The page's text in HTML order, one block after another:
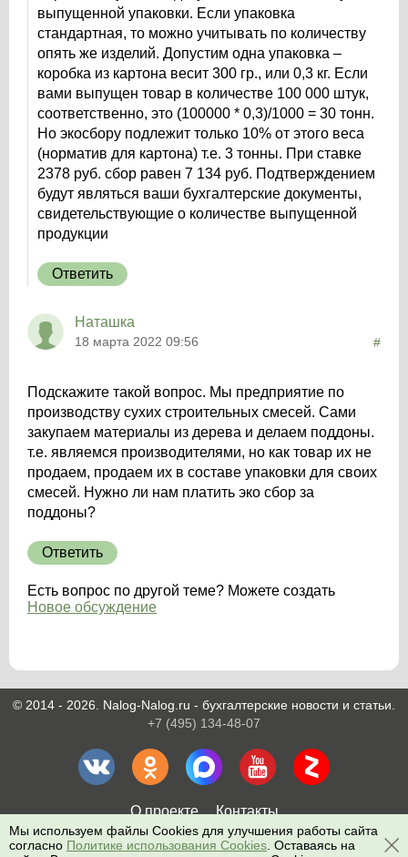
выпущенной упаковки. Если упаковка
стандартная, то можно учитывать по количеству
опять же изделий. Допустим одна упаковка –
коробка из картона весит 300 гр., или 0,3 кг. Если
вами выпущен товар в количестве 100 000 штук,
соответственно, это (100000 * 0,3)/1000 = 30 тонн.
Но экосбору подлежит только 10% от этого веса
(норматив для картона) т.е. 3 тонны. При ставке
2378 руб. сбор равен 7 134 руб. Подтверждением
будут являться ваши бухгалтерские документы,
свидетельствующие о количестве выпущенной
продукции
Ответить
Наташка
18 марта 2022 09:56 #
Подскажите такой вопрос. Мы предприятие по
производству сухих строительных смесей. Сами
закупаем материалы из дерева и делаем поддоны.
т.е. являемся производителями, но как товар их не
продаем, продаем их в составе упаковки для своих
смесей. Нужно ли нам платить эко сбор за
поддоны?
Ответить
Есть вопрос по другой теме? Можете создать
Новое обсуждение
© 2014 - 2026. Nalog-Nalog.ru - бухгалтерские новости и статьи.
+7 (495) 134-48-07
О проекте Контакты
Поиск
Мы используем файлы Cookies для улучшения работы сайта
согласно Политике использования Cookies . Оставаясь на